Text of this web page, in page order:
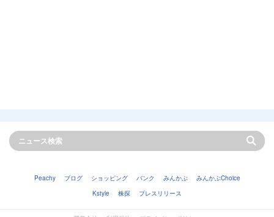
Peachy ブログ ショッピング バンク みんかぶ
みんかぶChoice
Kstyle
株探 プレスリリース